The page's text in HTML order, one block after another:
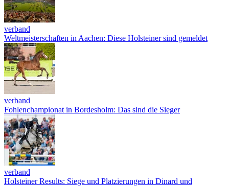
verband
Weltmeisterschaften in Aachen: Diese Holsteiner sind gemeldet
verband
Fohlenchampionat in Bordesholm: Das sind die Sieger
verband
Holsteiner Results: Siege und Platzierungen in Dinard und